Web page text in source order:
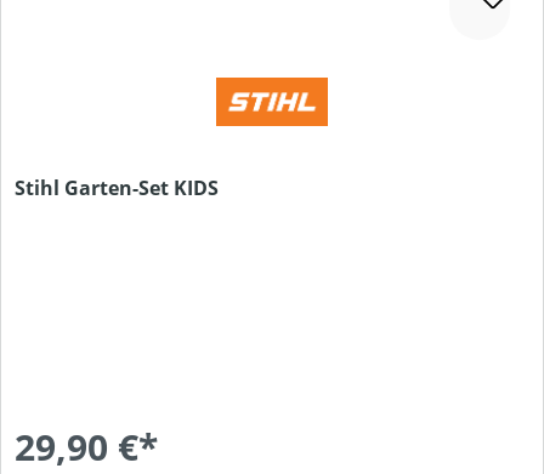
Stihl Garten-Set KIDS
29,90 €*